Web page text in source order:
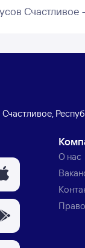
Счастливое
Счастливое,
О нас